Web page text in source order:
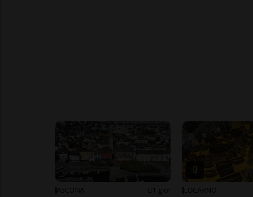
ASCONA 1 gior LOCARNO